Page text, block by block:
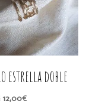
estrella doble
El
12,00€El